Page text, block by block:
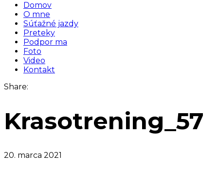
Domov
O mne
Súťažné jazdy
Preteky
Podpor ma
Foto
Video
Kontakt
Share:
Krasotrening_57
20. marca 2021